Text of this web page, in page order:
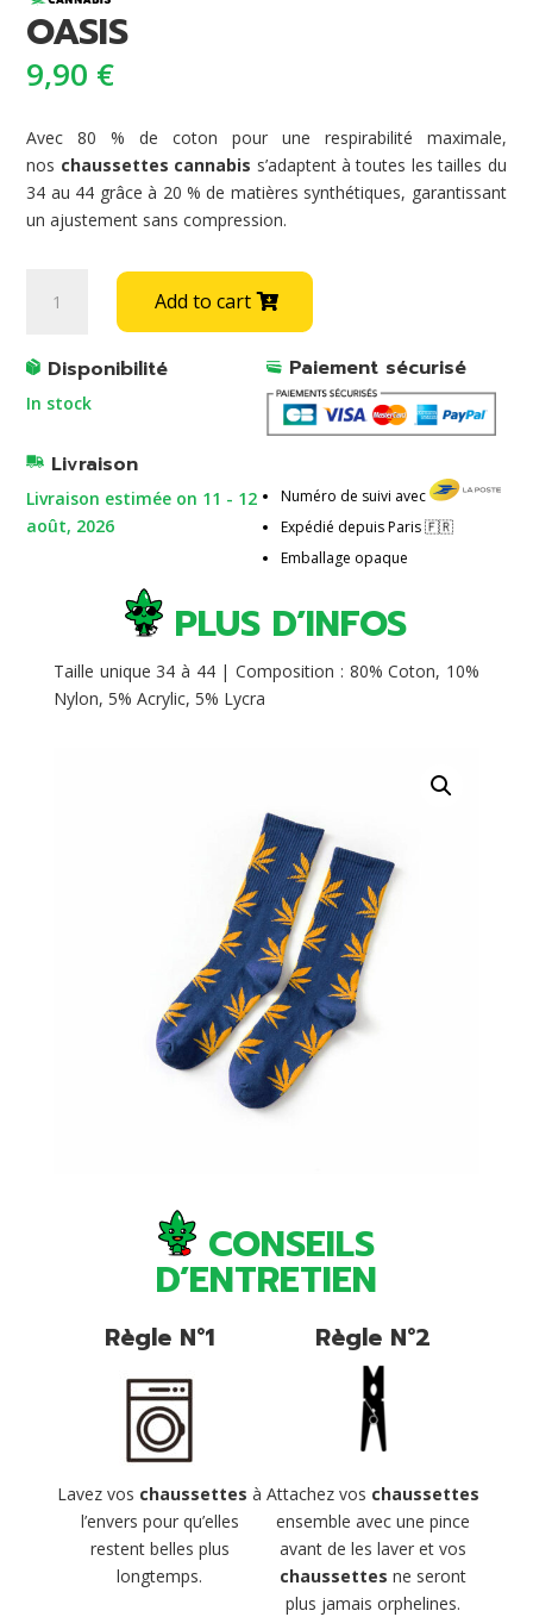
OASIS
9,90 €
Avec 80 % de coton pour une respirabilité maximale,
nos chaussettes cannabis s’adaptent à toutes les tailles du
34 au 44 grâce à 20 % de matières synthétiques, garantissant
un ajustement sans compression.
quantity
Add to cart
e
r
n
i
v
e
Disponibilité
In stock
Livraison
Livraison estimée on 11 - 12
août, 2026
Paiement sécurisé
Numéro de suivi avec
Expédié depuis Paris 🇫🇷
Emballage opaque
PLUS D’INFOS
Taille unique 34 à 44 | Composition : 80% Coton, 10%
Nylon, 5% Acrylic, 5% Lycra
CONSEILS
D’ENTRETIEN
Règle N°1
Lavez vos chaussettes à
l’envers pour qu’elles
restent belles plus
longtemps.
Règle N°2
Attachez vos chaussettes
ensemble avec une pince
avant de les laver et vos
chaussettes ne seront
plus jamais orphelines.